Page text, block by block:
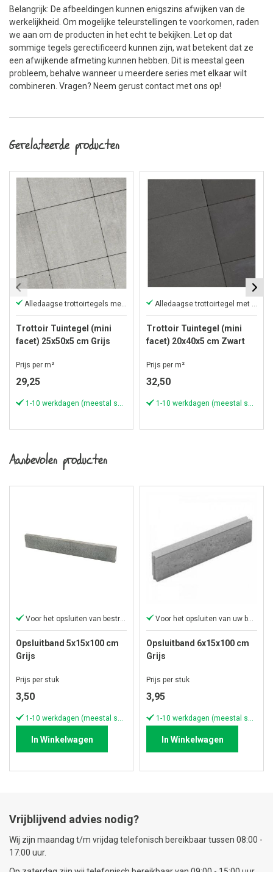
Belangrijk: De afbeeldingen kunnen enigszins afwijken van de
werkelijkheid. Om mogelijke teleurstellingen te voorkomen, raden
we aan om de producten in het echt te bekijken. Let op dat
sommige tegels gerectificeerd kunnen zijn, wat betekent dat ze
een afwijkende afmeting kunnen hebben. Dit is meestal geen
probleem, behalve wanneer u meerdere series met elkaar wilt
combineren. Vragen? Neem gerust contact met ons op!
Gerelateerde producten
Alledaagse trottoirtegels met mini facet
Trottoir Tuintegel (mini
facet) 25x50x5 cm Grijs
Prijs per m²
29,25
Alledaagse trottoirtegel met mini facet
Trottoir Tuintegel (mini
facet) 20x40x5 cm Zwart
Prijs per m²
32,50
Aanbevolen producten
Voor het opsluiten van bestrating
Opsluitband 5x15x100 cm
Grijs
Prijs per stuk
3,50
In Winkelwagen
Voor het opsluiten van uw bestrating
Opsluitband 6x15x100 cm
Grijs
Prijs per stuk
3,95
In Winkelwagen
Vrijblijvend advies nodig?
Wij zijn maandag t/m vrijdag telefonisch bereikbaar tussen 08:00 -
17:00 uur.